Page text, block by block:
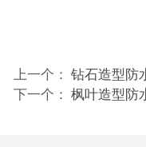
上一个： 钻石造型防
下一个： 枫叶造型防